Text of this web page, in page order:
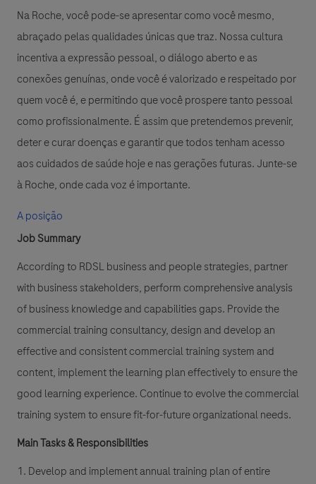
Na Roche, você pode-se apresentar como você mesmo,
abraçado pelas qualidades únicas que traz. Nossa cultura
incentiva a expressão pessoal, o diálogo aberto e as
conexões genuínas, onde você é valorizado e respeitado por
quem você é, e permitindo que você prospere tanto pessoal
como profissionalmente. É assim que pretendemos prevenir,
deter e curar doenças e garantir que todos tenham acesso
aos cuidados de saúde hoje e nas gerações futuras. Junte-se
à Roche, onde cada voz é importante.
A posição
Job Summary
According to RDSL business and people strategies, partner
with business stakeholders, perform comprehensive analysis
of business knowledge and capabilities gaps. Provide the
commercial training consultancy, design and develop an
effective and consistent commercial training system and
content, implement the learning plan effectively to ensure the
good learning experience. Continue to evolve the commercial
training system to ensure fit-for-future organizational needs.
Main Tasks & Responsibilities
1. Develop and implement annual training plan of entire